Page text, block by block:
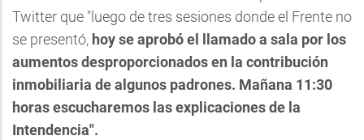
Twitter que "luego de tres sesiones donde el Frente no
se presentó, hoy se aprobó el llamado a sala por los
aumentos desproporcionados en la contribución
inmobiliaria de algunos padrones. Mañana 11:30
horas escucharemos las explicaciones de la
Intendencia".